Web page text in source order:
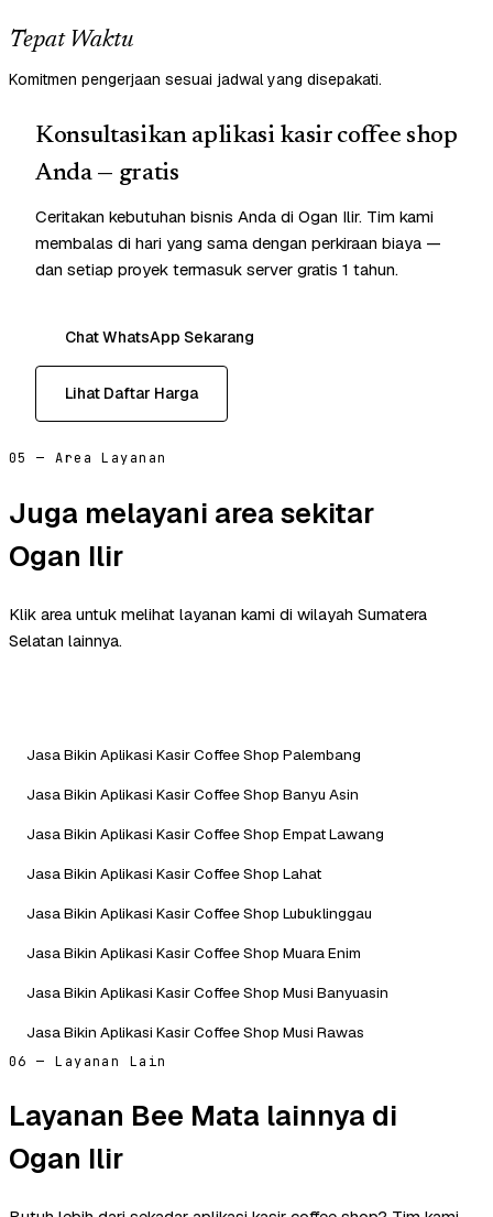
Tepat Waktu
Komitmen pengerjaan sesuai jadwal yang disepakati.
Konsultasikan aplikasi kasir coffee shop
Anda — gratis
Ceritakan kebutuhan bisnis Anda di Ogan Ilir. Tim kami
membalas di hari yang sama dengan perkiraan biaya —
dan setiap proyek termasuk server gratis 1 tahun.
Chat WhatsApp Sekarang
Lihat Daftar Harga
05 — Area Layanan
Juga melayani area sekitar
Ogan Ilir
Klik area untuk melihat layanan kami di wilayah Sumatera
Selatan lainnya.
Jasa Bikin Aplikasi Kasir Coffee Shop Palembang
Jasa Bikin Aplikasi Kasir Coffee Shop Banyu Asin
Jasa Bikin Aplikasi Kasir Coffee Shop Empat Lawang
Jasa Bikin Aplikasi Kasir Coffee Shop Lahat
Jasa Bikin Aplikasi Kasir Coffee Shop Lubuklinggau
Jasa Bikin Aplikasi Kasir Coffee Shop Muara Enim
Jasa Bikin Aplikasi Kasir Coffee Shop Musi Banyuasin
Jasa Bikin Aplikasi Kasir Coffee Shop Musi Rawas
06 — Layanan Lain
Layanan Bee Mata lainnya di
Ogan Ilir